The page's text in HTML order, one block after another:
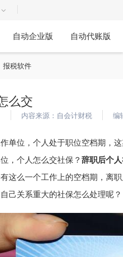
自动企业版 自动代账版
报税软件
么交
内容来源：自会计财税 编
单位，个人处于职位空档期，
，个人怎么交社保？辞职后个
这么一个工作上的空档期，离
己关系重大的社保怎么处理呢？